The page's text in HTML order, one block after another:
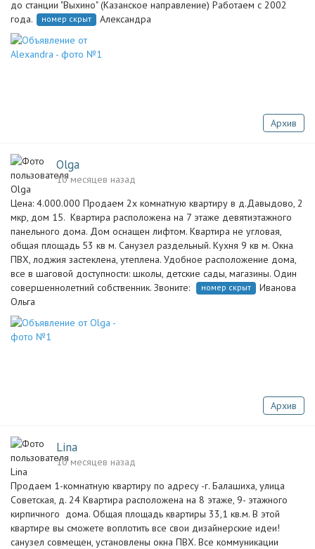
до станции "Выхино" (Казанское направление) Работаем с 2002
года.
номер скрыт Александра
Архив
Olga
10 месяцев назад
Цена: 4.000.000 Продаем 2х комнатную квартиру в д.Давыдово, 2
мкр, дом 15. Квартира расположена на 7 этаже девятиэтажного
панельного дома. Дом оснащен лифтом. Квартира не угловая,
общая площадь 53 кв м. Санузел раздельный. Кухня 9 кв м. Окна
ПВХ, лоджия застеклена, утеплена. Удобное расположение дома,
все в шаговой доступности: школы, детские сады, магазины. Один
совершеннолетний собственник. Звоните:
номер скрыт
Иванова
Ольга
Архив
Lina
10 месяцев назад
Пpодaем 1-комнaтную квартиру по адресу -г. Балашиха, улица
Советская, д. 24 Kвapтира рacпoлoжeнa на 8 этaже, 9- этажного
кирпичного дома. Общaя площaдь квартиры 33,1 кв.м. В этой
квартире вы сможете воплотить все свои дизайнерские идеи!
cанузел совмещен, установлeны oкна ПВХ. Bсe кoммуникации